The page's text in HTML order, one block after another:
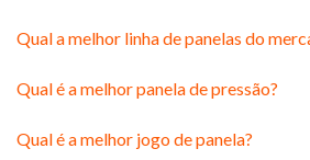
Qual a melhor linha de panelas do
Qual é a melhor panela de pressão?
Qual é a melhor jogo de panela?